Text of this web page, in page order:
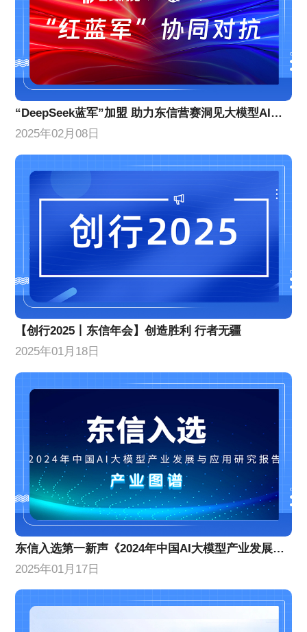
“DeepSeek蓝军”加盟 助力东信营赛洞见大模型AI营销效果提升
2025年02月08日
【创行2025丨东信年会】创造胜利 行者无疆
2025年01月18日
东信入选第一新声《2024年中国AI大模型产业发展与应用研究报告》产业图谱
2025年01月17日